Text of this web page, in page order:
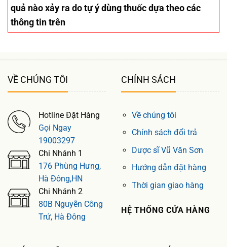
quả nào xảy ra do tự ý dùng thuốc dựa theo các
thông tin trên
VỀ CHÚNG TÔI
Hotline Đặt Hàng
Gọi Ngay
19003297
Chi Nhánh 1
176 Phùng Hưng,
Hà Đông,HN
Chi Nhánh 2
80B Nguyễn Công
Trứ, Hà Đông
CHÍNH SÁCH
Về chúng tôi
Chính sách đổi trả
Dược sĩ Vũ Văn Sơn
Hướng dẫn đặt hàng
Thời gian giao hàng
HỆ THỐNG CỬA HÀNG